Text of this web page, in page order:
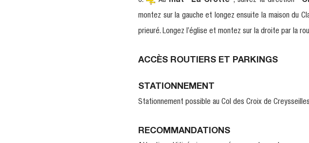
montez sur la gauche et longez ensuite la maison du
prieuré. Longez l’église et montez sur la droite par la
ACCÈS ROUTIERS ET PARKINGS
STATIONNEMENT
Stationnement possible au Col des Croix de
RECOMMANDATIONS